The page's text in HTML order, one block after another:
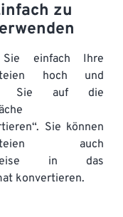
zu
Sie einfach Ihre
hoch und
Sie auf die
Sie können
auch
in das
konvertieren.